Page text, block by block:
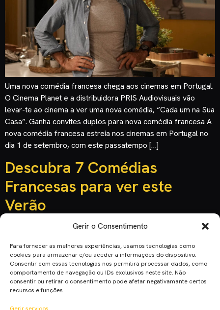
Gerir o Consentimento
Para fornecer as melhores experiências, usamos tecnologias como
cookies para armazenar e/ou aceder a informações do dispositivo.
Consentir com essas tecnologias nos permitirá processar dados, como
comportamento de navegação ou IDs exclusivos neste site. Não
consentir ou retirar o consentimento pode afetar negativamante certos
recursos e funções.
Uma nova comédia francesa chega aos cinemas em Portugal.
O Cinema Planet e a distribuidora PRIS Audiovisuais vão
levar-te ao cinema a ver uma nova comédia, “Cada um na Sua
Casa”. Ganha convites duplos para nova comédia francesa A
nova comédia francesa estreia nos cinemas em Portugal no
dia 1 de setembro, com este passatempo […]
Descubra 7 Comédias
Francesas para ver este
Verão